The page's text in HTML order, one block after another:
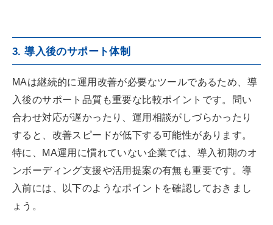
3. 導入後のサポート体制
MAは継続的に運用改善が必要なツールであるため、導
入後のサポート品質も重要な比較ポイントです。問い
合わせ対応が遅かったり、運用相談がしづらかったり
すると、改善スピードが低下する可能性があります。
特に、MA運用に慣れていない企業では、導入初期のオ
ンボーディング支援や活用提案の有無も重要です。導
入前には、以下のようなポイントを確認しておきまし
ょう。